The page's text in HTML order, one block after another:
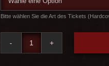
Bitte wählen Sie die Art des Tickets